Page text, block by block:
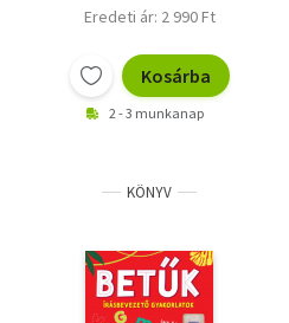
Eredeti ár: 2 990 Ft
Kosárba
2 - 3 munkanap
KÖNYV